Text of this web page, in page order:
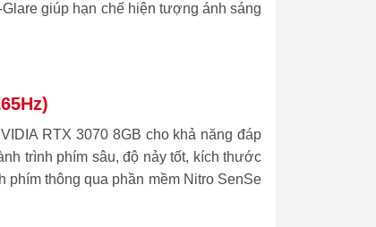
giúp hạn chế hiện tượng ánh sáng
RTX 3070 8GB cho khả năng đáp
trình phím sâu, độ nảy tốt, kích thước
phím thông qua phần mềm Nitro SenSe